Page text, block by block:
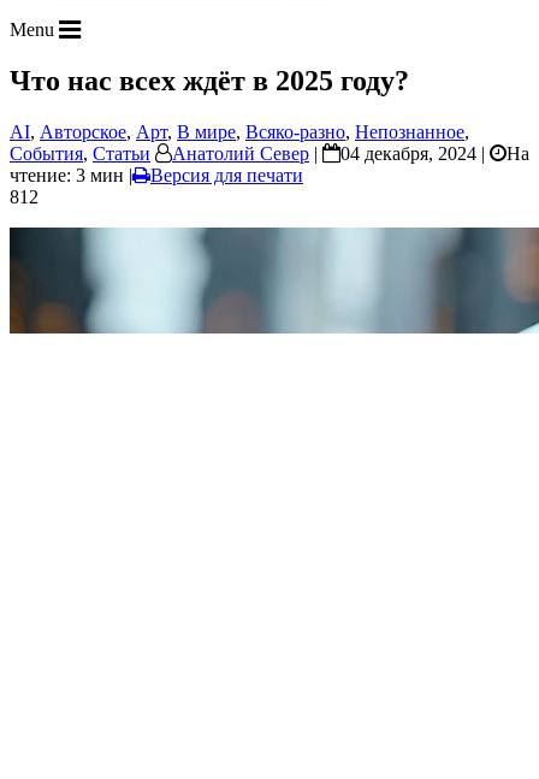
Menu
Что нас всех ждёт в 2025 году?
AI, Авторское, Арт, В мире, Всяко-разно, Непознанное,
События, Статьи Анатолий Север | 04 декабря, 2024 |
На
чтение: 3 мин |
Версия для печати
812